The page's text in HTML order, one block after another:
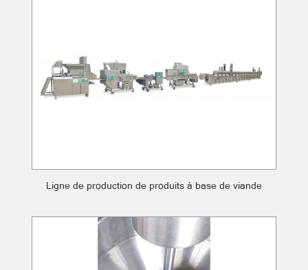
Ligne de production de produits à base de viande